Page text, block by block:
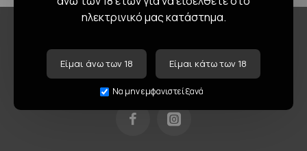
ηλεκτρινικό μας κατάστημα.
Είμαι άνω των 18 Είμαι κάτω των 18
Να μην εμφανιστεί ξανά